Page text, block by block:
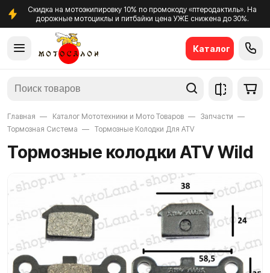
Скидка на мотоэкипировку 10% по промокоду «птеродактиль». На
дорожные мотоциклы и питбайки цена УЖЕ снижена до 30%.
Каталог
Главная Каталог Мототехники и Мото Товаров
Запчасти
Тормозная Система
Тормозные Колодки Для ATV
Тормозные колодки ATV Wild